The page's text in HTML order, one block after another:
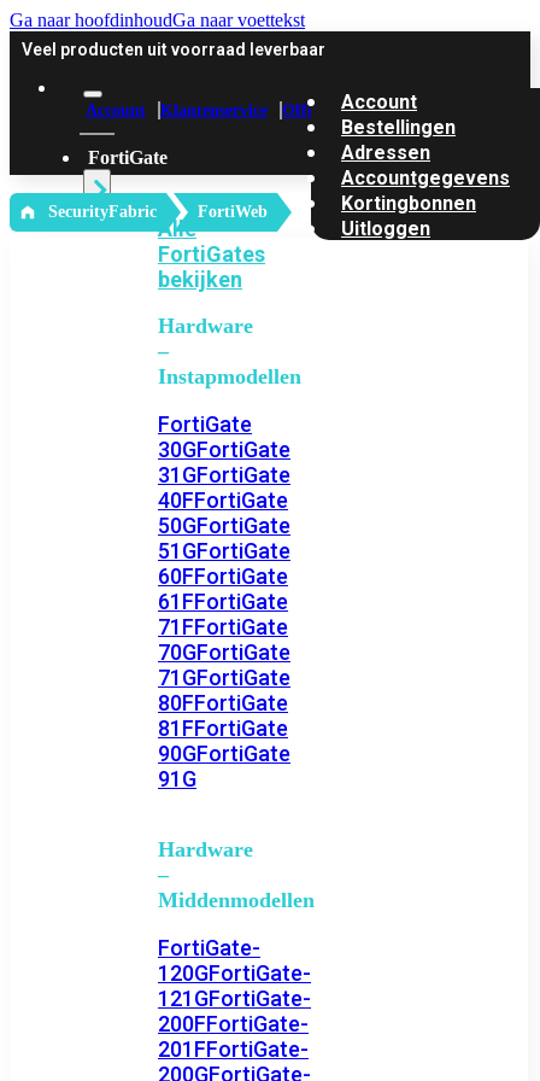
Ga naar hoofdinhoudGa naar voettekst
Veel producten uit voorraad leverbaar
Account Klantenservice Offerte
FortiGate
Alle
FortiGates
bekijken
Hardware
–
Instapmodellen
FortiGate
30GFortiGate
31GFortiGate
40FFortiGate
50GFortiGate
51GFortiGate
60FFortiGate
61FFortiGate
71FFortiGate
70GFortiGate
71GFortiGate
80FFortiGate
81FFortiGate
90GFortiGate
91G
Hardware
–
Middenmodellen
FortiGate-
120GFortiGate-
121GFortiGate-
200FFortiGate-
201FFortiGate-
200GFortiGate-
Account
Bestellingen
Adressen
Accountgegevens
Kortingbonnen
Uitloggen
‎ SecurityFabric FortiWeb